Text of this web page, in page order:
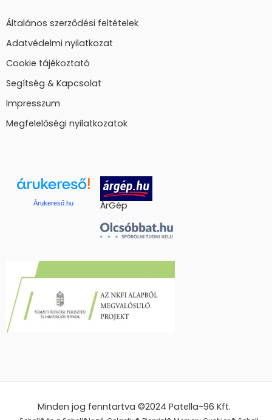
Általános szerződési feltételek
Adatvédelmi nyilatkozat
Cookie tájékoztató
Segítség & Kapcsolat
Impresszum
Megfelelőségi nyilatkozatok
Árukereső.hu ÁrGép
Minden jog fenntartva ©2024Patella-96 Kft.